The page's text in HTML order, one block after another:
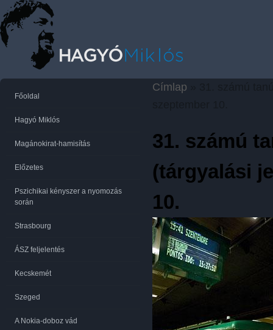
Címlap
31. számú
(tárgyalási
10.
Főoldal
Hagyó Miklós
Magánokirat-hamisítás
Előzetes
Pszichikai kényszer a nyomozás
során
Strasbourg
ÁSZ feljelentés
Kecskemét
Szeged
A Nokia-doboz vád